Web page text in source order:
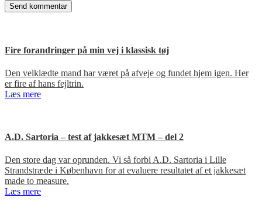
Fire forandringer på min vej i klassisk tøj
Den velklædte mand har været på afveje og fundet hjem igen. Her
er fire af hans fejltrin.
Læs mere
A.D. Sartoria – test af jakkesæt MTM – del 2
Den store dag var oprunden. Vi så forbi A.D. Sartoria i Lille
Strandstræde i København for at evaluere resultatet af et jakkesæt
made to measure.
Læs mere